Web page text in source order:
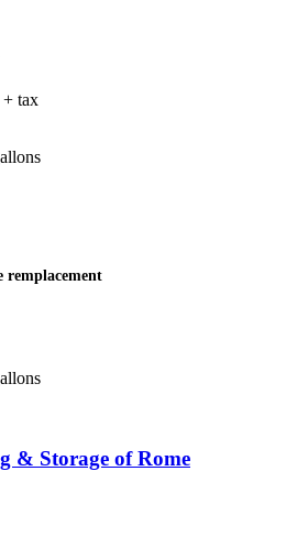
+ tax
remplacement
& Storage of Rome